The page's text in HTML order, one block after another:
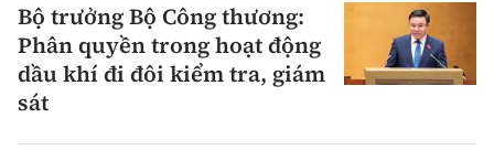
Bộ trưởng Bộ Công thương:
Phân quyền trong hoạt động
dầu khí đi đôi kiểm tra, giám
sát